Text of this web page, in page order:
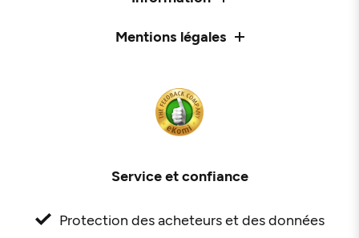
Mentions légales
Service et confiance
Protection des acheteurs et des données